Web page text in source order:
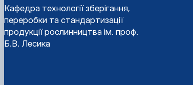
Кафедра технології зберігання,
переробки та стандартизації
продукції рослинництва ім. проф.
Б.В. Лесика